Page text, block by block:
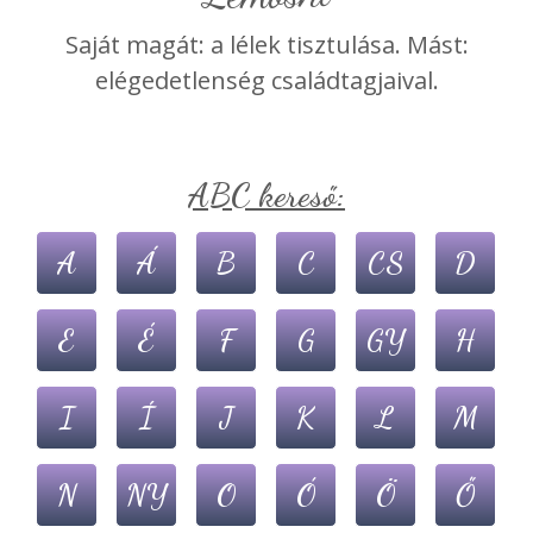
Saját magát: a lélek tisztulása. Mást:
elégedetlenség családtagjaival.
ABC kereső:
A Á B C CS D
E É F G GY H
I Í J K L M
N NY O Ó Ö Ő